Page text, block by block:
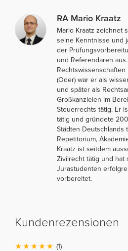
RA Mario Kraatz
Mario Kraatz zeichnet
seine Kenntnisse und
der
und Referendaren
(Oder) war er als
und später als
Großkanzleien im
Steuerrechts tätig. Er
tätig und gründete
Städten Deutschlands
Repetitorium,
Kraatz ist seitdem
Zivilrecht tätig und
Jurastudenten
vorbereitet.
Kundenrezensionen
(1)